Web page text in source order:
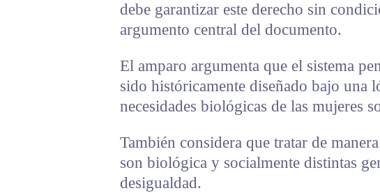
debe garantizar este derecho sin
argumento central del documento.
El amparo argumenta que el sistema
sido históricamente diseñado bajo una
necesidades biológicas de las mujeres
También considera que tratar de
son biológica y socialmente distintas
desigualdad.